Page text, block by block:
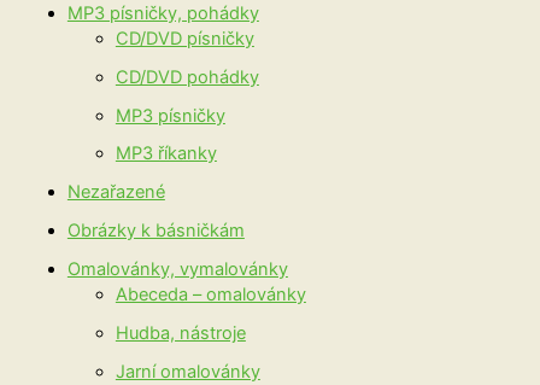
MP3 písničky, pohádky
CD/DVD písničky
CD/DVD pohádky
MP3 písničky
MP3 říkanky
Nezařazené
Obrázky k básničkám
Omalovánky, vymalovánky
Abeceda – omalovánky
Hudba, nástroje
Jarní omalovánky